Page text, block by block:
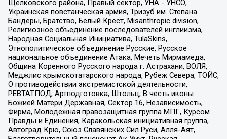
Щелковского района, Правый сектор, УНА - УНСО,
Украинская повстанческая армия, Тризуб им. Степана
Бандеры, Братство, Белый Крест, Misanthropic division,
Религиозное объединение последователей инглиизма,
Народная Социальная Инициатива, TulaSkins,
Этнополитическое объединение Русские, Русское
национальное объединение Атака, Мечеть Мирмамеда,
Община Коренного Русского народа г. Астрахани, ВОЛЯ,
Меджлис крымскотатарского народа, Рубеж Севера, ТОЙС,
О противодействии экстремистской деятельности,
РЕВТАТПОД, Артподготовка, Штольц, В честь иконы
Божией Матери Державная, Сектор 16, Независимость,
Фирма, Молодежная правозащитная группа МПГ, Курсом
Правды и Единения, Каракольская инициативная группа,
Автоград Крю, Союз Славянских Сил Руси, Алля-Аят,